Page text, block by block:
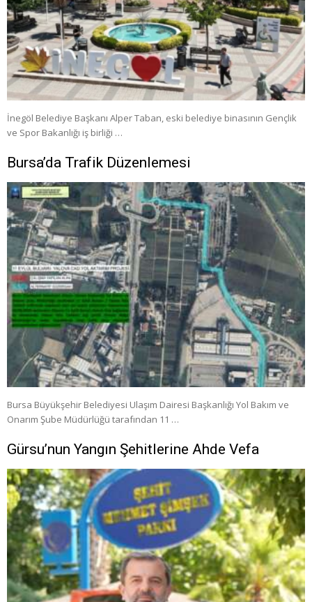
İnegöl Belediye Başkanı Alper Taban, eski belediye binasının Gençlik
ve Spor Bakanlığı iş birliği …
Bursa’da Trafik Düzenlemesi
Bursa Büyükşehir Belediyesi Ulaşım Dairesi Başkanlığı Yol Bakım ve
Onarım Şube Müdürlüğü tarafından 11 …
Gürsu’nun Yangın Şehitlerine Ahde Vefa